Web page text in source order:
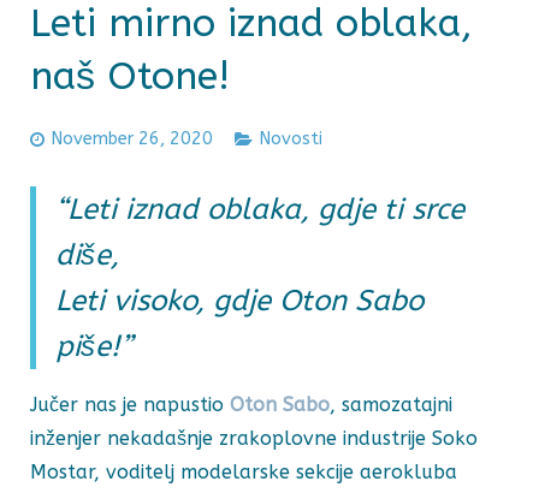
Leti mirno iznad oblaka,
naš Otone!
November 26, 2020 Novosti
“Leti iznad oblaka, gdje ti srce
diše,
Leti visoko, gdje Oton Sabo
piše!”
Jučer nas je napustio Oton Sabo, samozatajni
inženjer nekadašnje zrakoplovne industrije Soko
Mostar, voditelj modelarske sekcije aerokluba